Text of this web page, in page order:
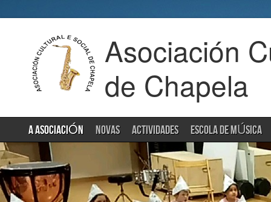
Asociación
de Chapela
A ASOCIACIÓN NOVAS ACTIVIDADES ESCOLA DE MÚSICA